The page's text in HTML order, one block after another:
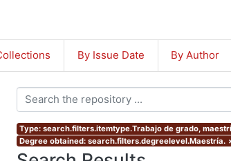
By Issue Date By Author
Type: search.filters.itemtype.Trabajo de grado,
Degree obtained: search.filters.degreelevel.Maestría.